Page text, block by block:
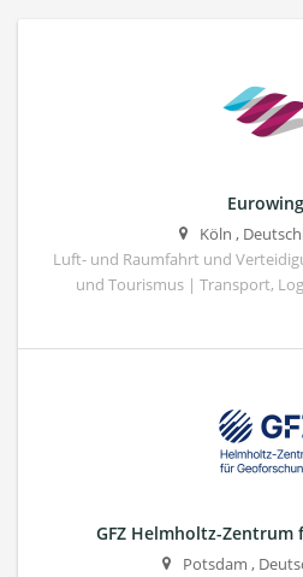
Köln ,
Luft- und Raumfahrt und
und Tourismus | Transport,
GFZ Helmholtz-Zentrum
Potsdam ,